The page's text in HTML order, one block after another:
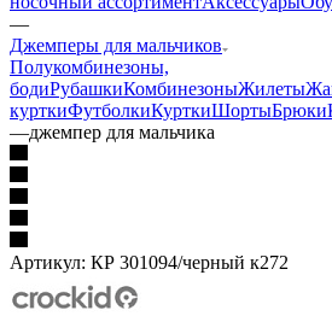
—
Джемперы для мальчиков
Полукомбинезоны,
бодиРубашкиКомбинезоныЖилеты
курткиФутболкиКурткиШортыБрюки
—джемпер для мальчика
Артикул: КР 301094/черный к272